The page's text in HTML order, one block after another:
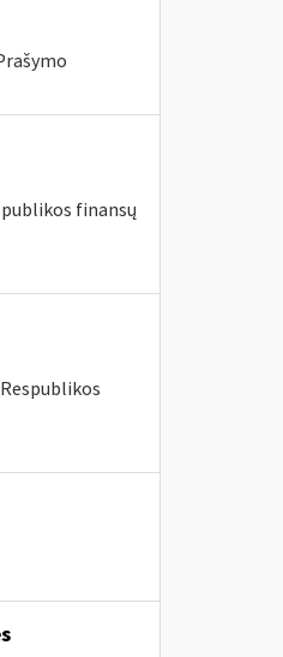
finansų